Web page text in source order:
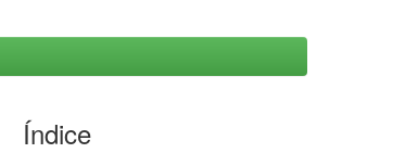
Índice